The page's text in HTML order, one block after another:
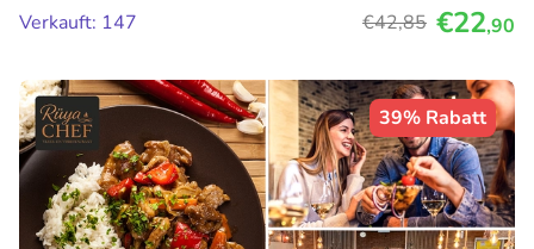
Verkauft: 147
€42,85 €22,90
39% Rabatt